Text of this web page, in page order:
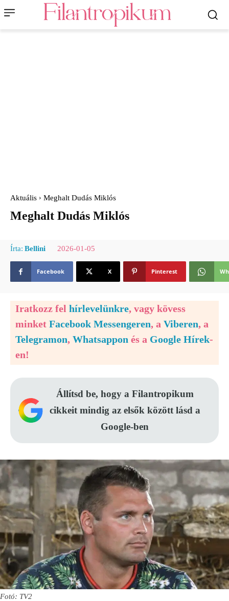
Aktuális Meghalt Dudás Miklós
Meghalt Dudás Miklós
Írta: Bellini 2026-01-05
Facebook X Pinterest
Iratkozz fel hírlevelünkre, vagy kövess
minket Facebook Messengeren, a Viberen, a
Telegramon, Whatsappon és a Google Hírek-
en!
Állítsd be, hogy a Filantropikum
cikkeit mindig az elsők között lásd a
Google-ben
Fotó: TV2